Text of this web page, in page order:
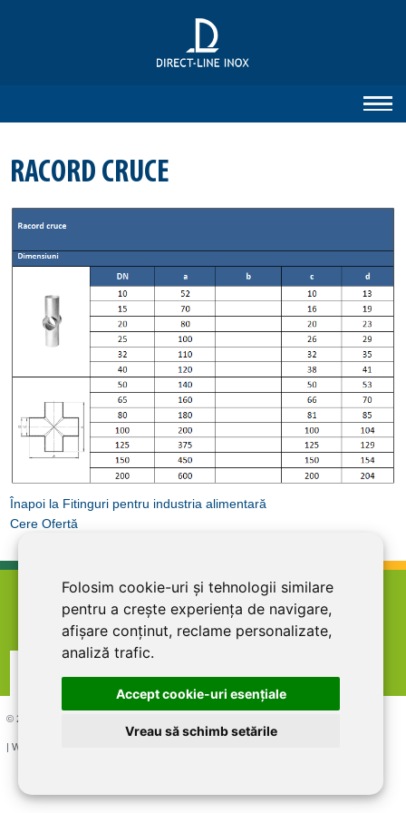
Folosim cookie-uri și tehnologii similare
pentru a crește experiența de navigare,
afișare conținut, reclame personalizate,
analiză trafic.
Accept cookie-uri esenţiale
Vreau să schimb setările
RACORD CRUCE
Înapoi la Fitinguri pentru industria alimentară
Cere Ofertă
termeni şi condiţii abonare la newsletter
politica de confidentialitate contact
© 2026 DIRECT LINE INOX IMPEX SRL, RO7727821, J12/1817/1995
| Website creat si optimizat de